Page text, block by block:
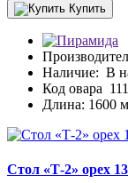
Купить
Наличие: В
Код овара
Длина: 1600
Стол «Т-2» орех